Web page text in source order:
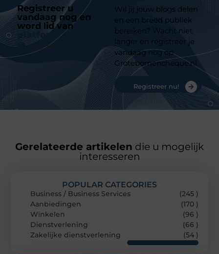
Registreer u
vandaag nog en
word lid van
platform
Wil jij jouw blogs delen
en een breed publiek
bereiken? Wacht niet
langer en registreer je
vandaag nog op
Grotebomencheque.nl
Registreer nu!
Gerelateerde artikelen die u mogelijk
interesseren
POPULAR CATEGORIES
Business / Business Services
(245 )
Aanbiedingen
(170 )
Winkelen
(96 )
Dienstverlening
(66 )
Zakelijke dienstverlening
(54 )